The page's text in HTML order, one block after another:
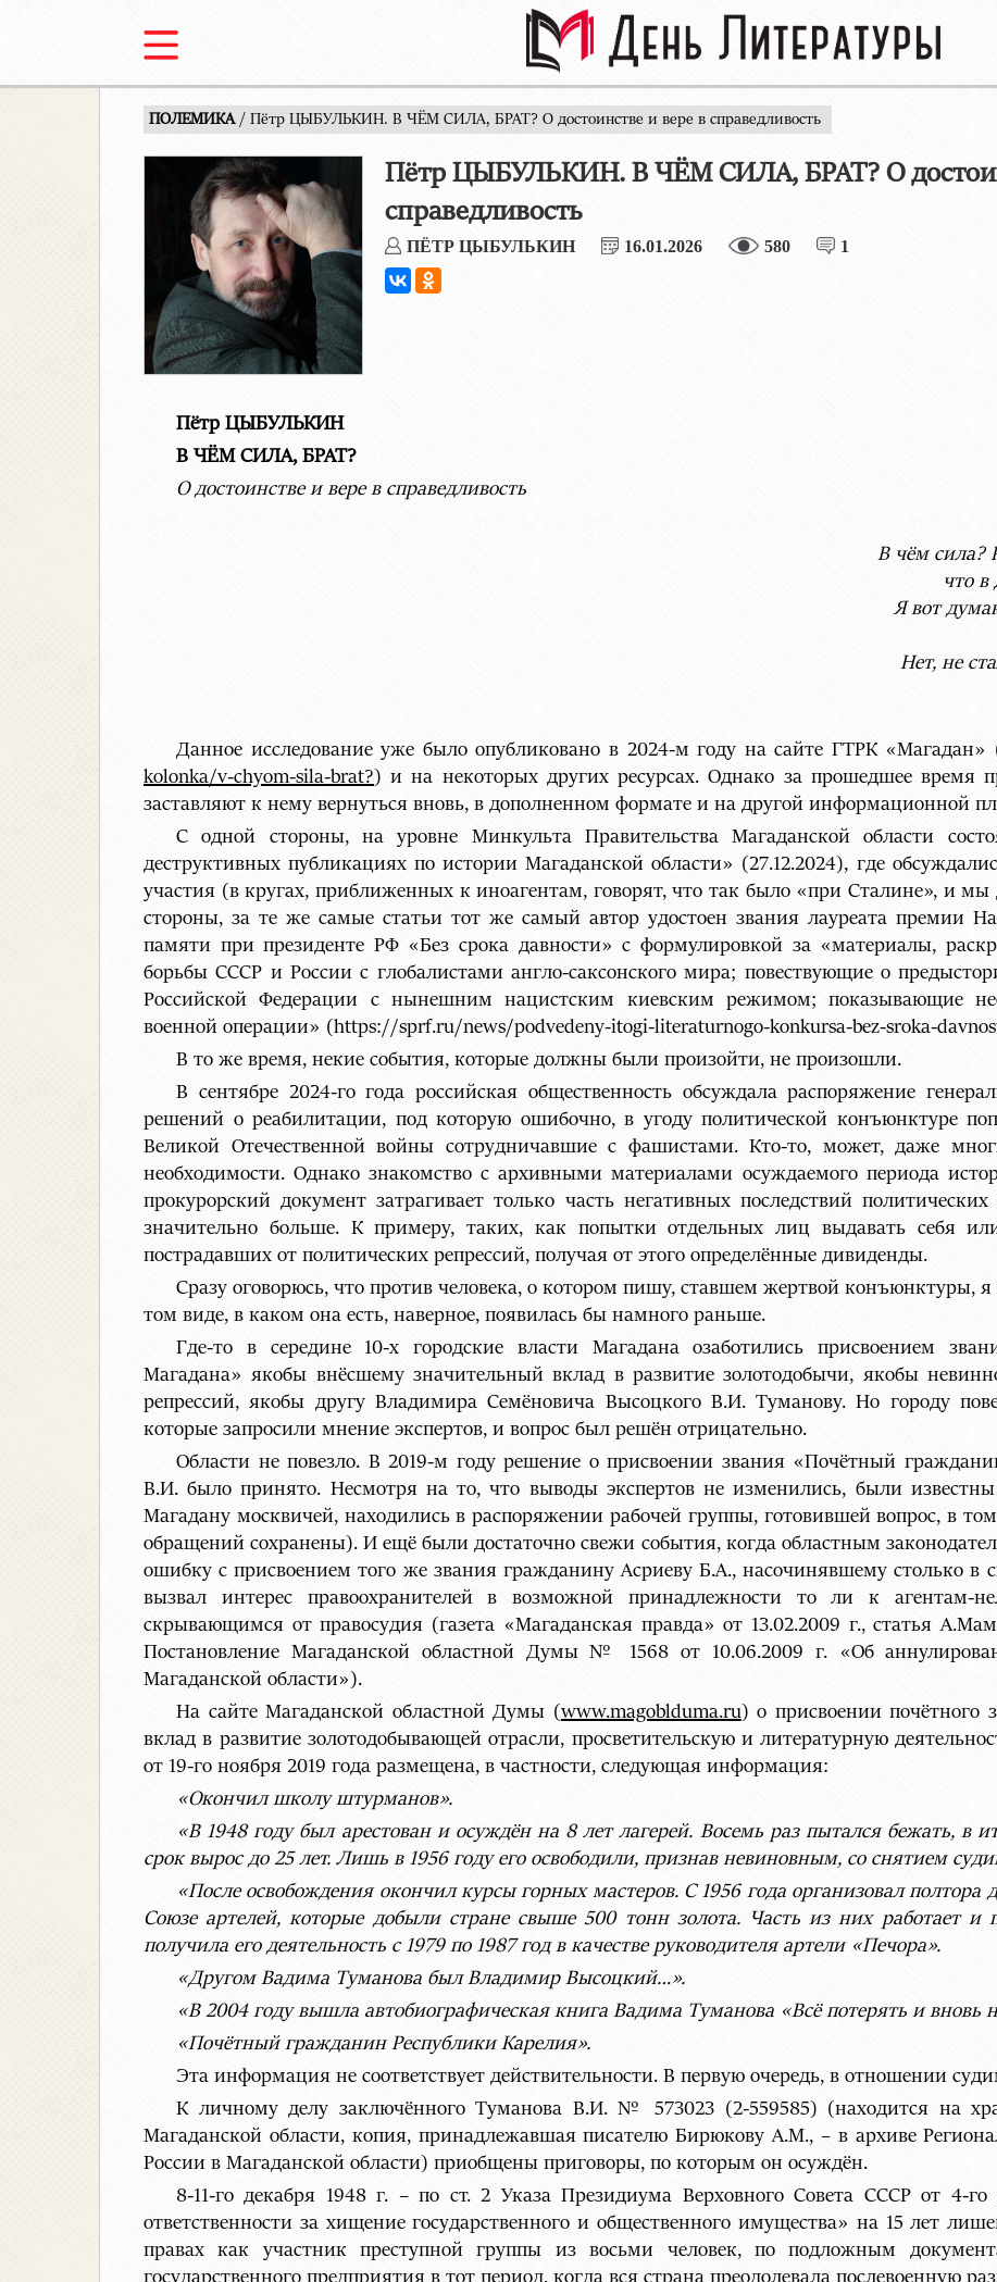
ПОЛЕМИКА / Пётр ЦЫБУЛЬКИН. В ЧЁМ СИЛА, БРАТ? О достоинстве и вере в справедливость
Пётр ЦЫБУЛЬКИН. В ЧЁМ СИЛА, БРАТ? О
справедливость
ПЁТР ЦЫБУЛЬКИН 16.01.2026 580 1
Пётр ЦЫБУЛЬКИН
В ЧЁМ СИЛА, БРАТ?
О достоинстве и вере в справедливость
В чём сила?
что в
Я вот
Нет, не
Данное исследование уже было опубликовано в 2024-м году на сайте ГТРК «Магадан»
kolonka/v-chyom-sila-brat?) и на некоторых других ресурсах. Однако за прошедшее время
заставляют к нему вернуться вновь, в дополненном формате и на другой информационной
С одной стороны, на уровне Минкульта Правительства Магаданской области
деструктивных публикациях по истории Магаданской области» (27.12.2024), где
участия (в кругах, приближенных к иноагентам, говорят, что так было «при Сталине», и
стороны, за те же самые статьи тот же самый автор удостоен звания лауреата премии
памяти при президенте РФ «Без срока давности» с формулировкой за «материалы,
борьбы СССР и России с глобалистами англо-саксонского мира; повествующие о
Российской Федерации с нынешним нацистским киевским режимом; показывающие
военной операции» (https://sprf.ru/news/podvedeny-itogi-literaturnogo-konkursa-bez-sroka-
В то же время, некие события, которые должны были произойти, не произошли.
В сентябре 2024-го года российская общественность обсуждала распоряжение
решений о реабилитации, под которую ошибочно, в угоду политической конъюнктуре
Великой Отечественной войны сотрудничавшие с фашистами. Кто-то, может, даже
необходимости. Однако знакомство с архивными материалами осуждаемого периода
прокурорский документ затрагивает только часть негативных последствий
значительно больше. К примеру, таких, как попытки отдельных лиц выдавать себя
пострадавших от политических репрессий, получая от этого определённые дивиденды.
Сразу оговорюсь, что против человека, о котором пишу, ставшем жертвой конъюнктуры,
том виде, в каком она есть, наверное, появилась бы намного раньше.
Где-то в середине 10-х городские власти Магадана озаботились присвоением
Магадана» якобы внёсшему значительный вклад в развитие золотодобычи, якобы
репрессий, якобы другу Владимира Семёновича Высоцкого В.И. Туманову. Но городу
которые запросили мнение экспертов, и вопрос был решён отрицательно.
Области не повезло. В 2019-м году решение о присвоении звания «Почётный
В.И. было принято. Несмотря на то, что выводы экспертов не изменились, были
Магадану москвичей, находились в распоряжении рабочей группы, готовившей вопрос, в
обращений сохранены). И ещё были достаточно свежи события, когда областным
ошибку с присвоением того же звания гражданину Асриеву Б.А., насочинявшему столько в
вызвал интерес правоохранителей в возможной принадлежности то ли к агентам-
скрывающимся от правосудия (газета «Магаданская правда» от 13.02.2009 г., статья
Постановление Магаданской областной Думы № 1568 от 10.06.2009 г. «Об
Магаданской области»).
На сайте Магаданской областной Думы (www.magoblduma.ru) о присвоении
вклад в развитие золотодобывающей отрасли, просветительскую и литературную
от 19-го ноября 2019 года размещена, в частности, следующая информация:
«Окончил школу штурманов».
«В 1948 году был арестован и осуждён на 8 лет лагерей. Восемь раз пытался бежать, в
срок вырос до 25 лет. Лишь в 1956 году его освободили, признав невиновным, со снятием
«После освобождения окончил курсы горных мастеров. С 1956 года организовал
Союзе артелей, которые добыли стране свыше 500 тонн золота. Часть из них работает и
получила его деятельность с 1979 по 1987 год в качестве руководителя артели «Печора».
«Другом Вадима Туманова был Владимир Высоцкий…».
«В 2004 году вышла автобиографическая книга Вадима Туманова «Всё потерять и вновь
«Почётный гражданин Республики Карелия».
Эта информация не соответствует действительности. В первую очередь, в отношении
К личному делу заключённого Туманова В.И. № 573023 (2-559585) (находится на
Магаданской области, копия, принадлежавшая писателю Бирюкову А.М., – в архиве
России в Магаданской области) приобщены приговоры, по которым он осуждён.
8-11-го декабря 1948 г. – по ст. 2 Указа Президиума Верховного Совета СССР от 4-
ответственности за хищение государственного и общественного имущества» на 15 лет
правах как участник преступной группы из восьми человек, по подложным